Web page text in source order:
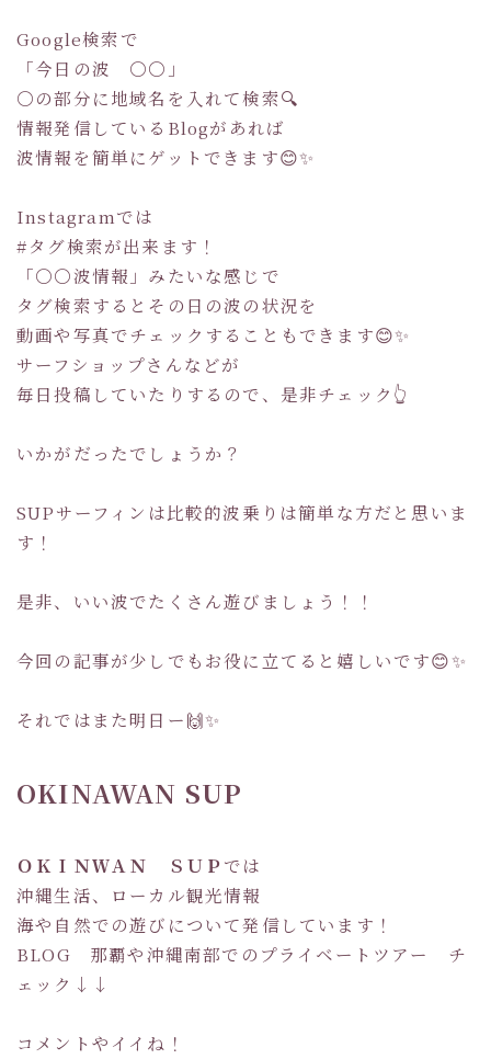
Google検索で
「今日の波 〇〇」
〇の部分に地域名を入れて検索🔍
情報発信しているBlogがあれば
波情報を簡単にゲットできます😊✨
Instagramでは
#タグ検索が出来ます！
「〇〇波情報」みたいな感じで
タグ検索するとその日の波の状況を
動画や写真でチェックすることもできます😊✨
サーフショップさんなどが
毎日投稿していたりするので、是非チェック👆
いかがだったでしょうか？
SUPサーフィンは比較的波乗りは簡単な方だと思いま
す！
是非、いい波でたくさん遊びましょう！！
今回の記事が少しでもお役に立てると嬉しいです😊✨
それではまた明日ー🙌✨
OKINAWAN SUP
ＯＫＩＮＷＡＮ ＳＵＰ では
沖縄生活、ローカル観光情報
海や自然での遊びについて発信しています！
BLOG 那覇や沖縄南部でのプライベートツアー チ
ェック↓↓
コメントやイイね！